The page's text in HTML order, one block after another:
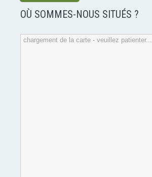
OÙ SOMMES-NOUS SITUÉS ?
chargement de la carte - veuillez patienter...